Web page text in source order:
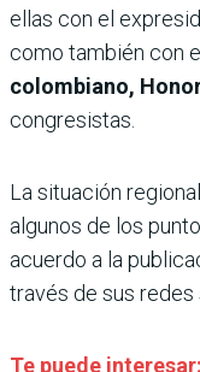
ellas con el
como también con el
colombiano,
congresistas.
La situación
algunos de los
acuerdo a la
través de sus redes
Te puede